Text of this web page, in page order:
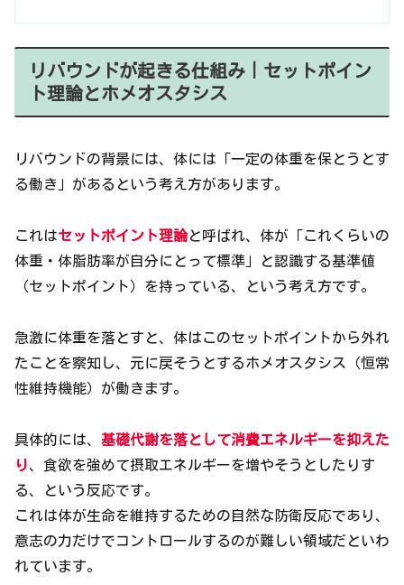
リバウンドが起きる仕組み｜セットポイン
ト理論とホメオスタシス
リバウンドの背景には、体には「一定の体重を保とうとす
る働き」があるという考え方があります。
これはセットポイント理論と呼ばれ、体が「これくらいの
体重・体脂肪率が自分にとって標準」と認識する基準値
（セットポイント）を持っている、という考え方です。
急激に体重を落とすと、体はこのセットポイントから外れ
たことを察知し、元に戻そうとするホメオスタシス（恒常
性維持機能）が働きます。
具体的には、 基礎代謝を落として消費エネルギーを抑えた
り、食欲を強めて摂取エネルギーを増やそうとしたりす
る、という反応です。
これは体が生命を維持するための自然な防衛反応であり、
意志の力だけでコントロールするのが難しい領域だといわ
れています。